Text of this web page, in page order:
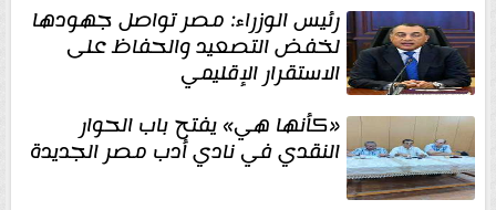
رئيس الوزراء: مصر تواصل جهودها
لخفض التصعيد والحفاظ على
الاستقرار الإقليمي
«كأنها هي» يفتح باب الحوار
النقدي في نادي أدب مصر الجديدة